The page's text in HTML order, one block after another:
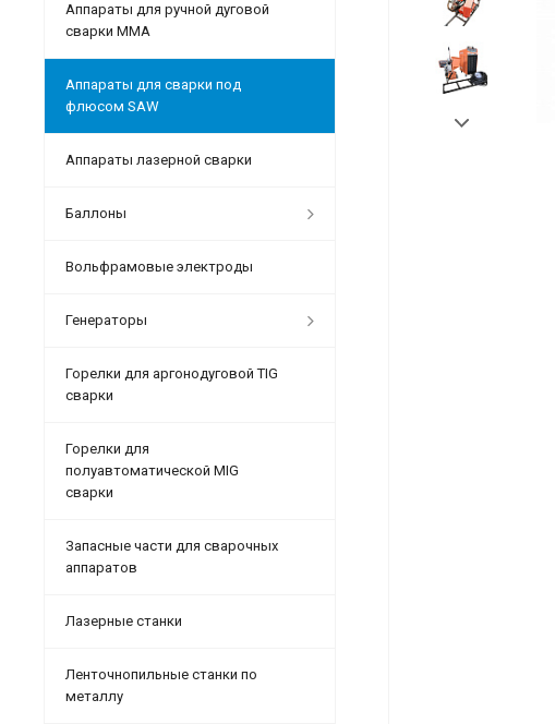
Аппараты для ручной дуговой
сварки MMA
Аппараты для сварки под
флюсом SAW
Аппараты лазерной сварки
Баллоны
Вольфрамовые электроды
Генераторы
Горелки для аргонодуговой TIG
сварки
Горелки для
полуавтоматической MIG
сварки
Запасные части для сварочных
аппаратов
Лазерные станки
Ленточнопильные станки по
металлу